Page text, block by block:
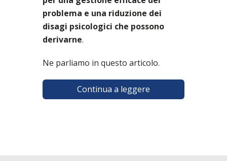
problema e una riduzione dei
disagi psicologici che possono
derivarne.
Ne parliamo in questo articolo.
Continua a leggere